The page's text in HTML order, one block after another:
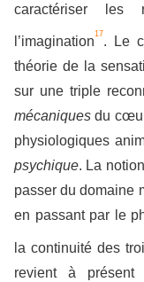
caractériser les
l’imagination17. Le
théorie de la
sur une triple
mécaniques du
physiologiques
psychique. La
passer du domaine
en passant par le
la continuité des
revient à